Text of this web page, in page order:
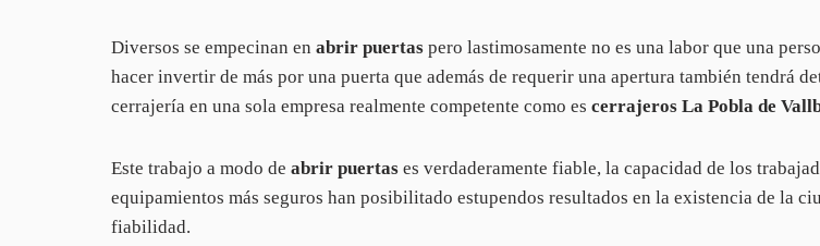
Diversos se empecinan en abrir puertas pero lastimosamente no es una labor que una
hacer invertir de más por una puerta que además de requerir una apertura también tendrá
cerrajería en una sola empresa realmente competente como es cerrajeros La Pobla de
Este trabajo a modo de abrir puertas es verdaderamente fiable, la capacidad de los
equipamientos más seguros han posibilitado estupendos resultados en la existencia de la
fiabilidad.